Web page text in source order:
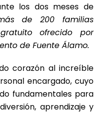
los dos meses de
de 200 familias
ofrecido por
de Fuente Álamo.
corazón al increíble
encargado, cuyo
fundamentales para
aprendizaje y